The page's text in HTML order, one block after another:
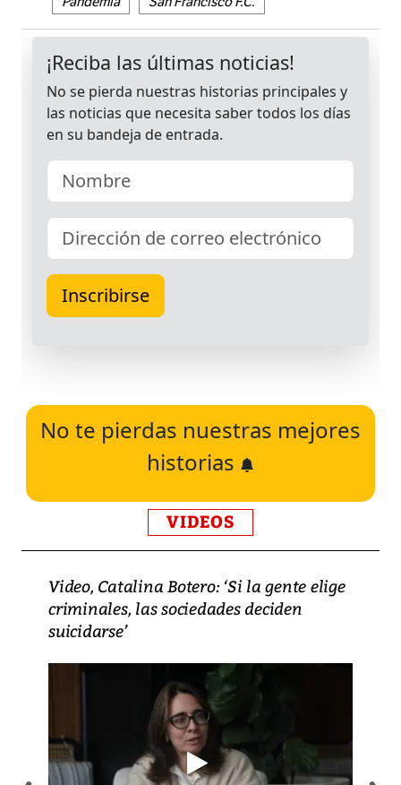
No te pierdas nuestras mejores
historias
VIDEOS
Video, Catalina Botero: ‘Si la gente elige
criminales, las sociedades deciden
suicidarse’